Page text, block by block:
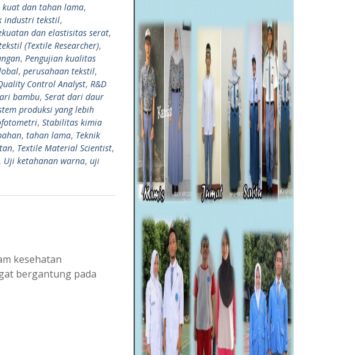
dan tahan lama,
industri tekstil,
dan elastisitas serat,
(Textile Researcher),
, Pengujian kualitas
, perusahaan tekstil,
Control Analyst, R&D
bambu, Serat dari daur
produksi yang lebih
, Stabilitas kimia
, tahan lama, Teknik
, Textile Material Scientist,
, Uji ketahanan warna, uji
kesehatan
bergantung pada